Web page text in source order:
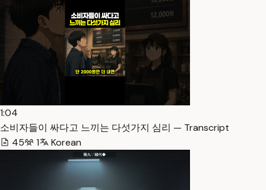
1:04
소비자들이 싸다고 느끼는 다섯가지 심리 — Transcript
45
1 Korean